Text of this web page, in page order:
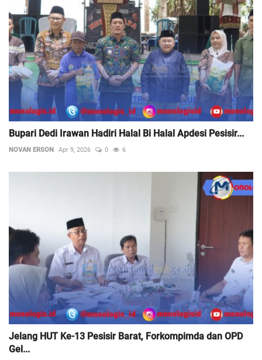
Bupari Dedi Irawan Hadiri Halal Bi Halal Apdesi Pesisir...
NOVAN ERSON Apr 9, 2026 0 6
Jelang HUT Ke-13 Pesisir Barat, Forkompimda dan OPD
Gel...